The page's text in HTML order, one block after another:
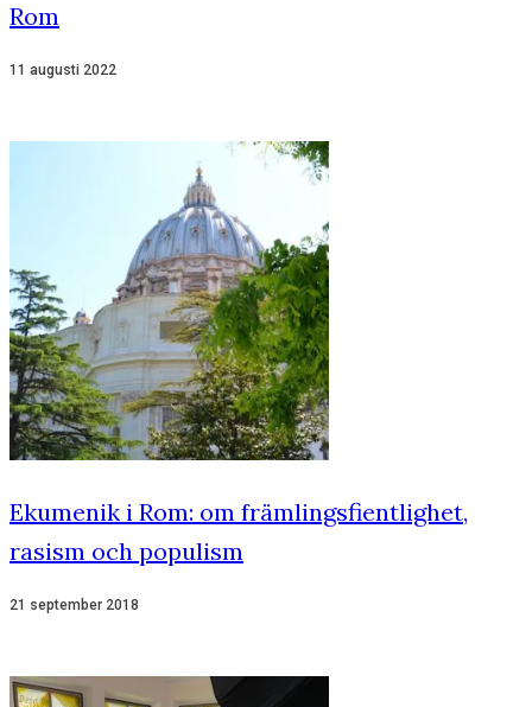
Rom
11 augusti 2022
Ekumenik i Rom: om främlingsfientlighet,
rasism och populism
21 september 2018